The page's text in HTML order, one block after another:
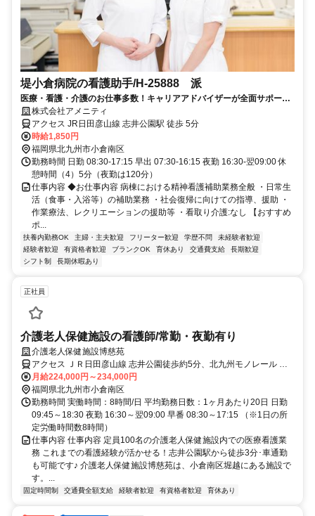
堤小倉病院の看護助手/H-25888 派
医療・看護・介護のお仕事多数！キャリアアドバイザーが全面サポート
◎ 株式会社アメニティ
アクセス JR日田彦山線 志井公園駅 徒歩 5分
時給1,850円
福岡県北九州市小倉南区
勤務時間 日勤 08:30-17:15 早出 07:30-16:15 夜勤 16:30-翌09:00 休
憩時間（4）5分（夜勤は120分）
仕事内容 ◆お仕事内容 病棟における精神看護補助業務全般 ・日常生
活（食事・入浴等）の補助業務 ・社会復帰に向けての指導、援助 ・
作業療法、レクリエーションの援助等 ・看取り介護:なし 【おすすめ
ポ...
扶養内勤務OK 主婦・主夫歓迎 フリーター歓迎 学歴不問
未経験者歓迎
経験者歓迎
有資格者歓迎 ブランクOK 育休あり 交通費支給
長期歓迎
シフト制
長期休暇あり
正社員
介護老人保健施設の看護師/常勤・夜勤有り
介護老人保健施設博慈苑
アクセス ＪＲ日田彦山線 志井公園徒歩約5分、北九州モノレール 企
救丘出入口4徒歩約8分、北九州モノレール 志井（北九州高速鉄道）
徒歩約17分
月給224,000円～234,000円
福岡県北九州市小倉南区
勤務時間 実働時間：8時間/日 平均勤務日数：1ヶ月あたり20日 日勤
09:45～18:30 夜勤 16:30～翌09:00 早番 08:30～17:15 （※1日の所
定労働時間数8時間）
仕事内容 仕事内容 定員100名の介護老人保健施設内での医療看護業
務 これまでの看護経験が活かせる！志井公園駅から徒歩3分･車通勤
も可能です♪ 介護老人保健施設博慈苑は、小倉南区堀越にある施設で
す。...
固定時間制 交通費全額支給 経験者歓迎 有資格者歓迎 育休あり